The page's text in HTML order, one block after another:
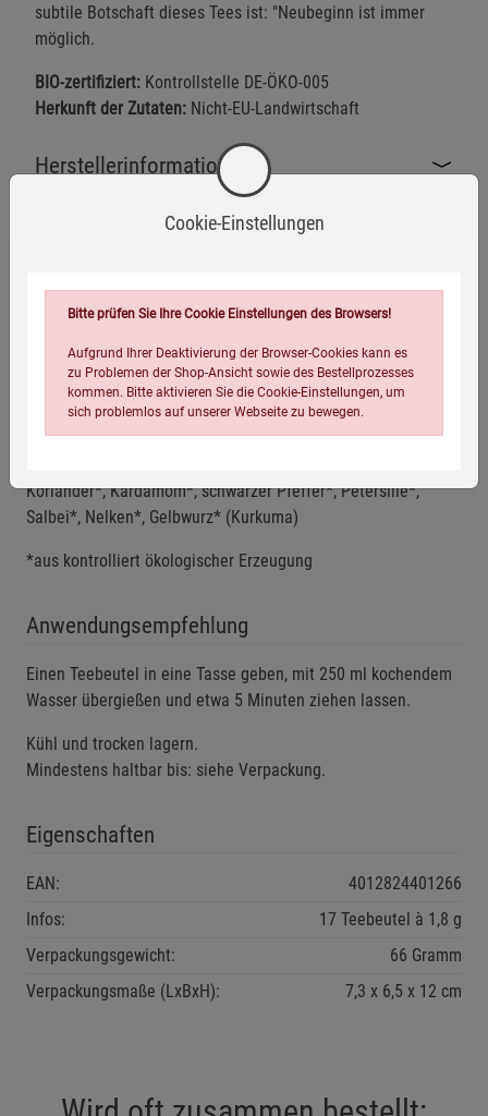
subtile Botschaft dieses Tees ist: "Neubeginn ist immer
möglich.
BIO-zertifiziert: Kontrollstelle DE-ÖKO-005
Herkunft der Zutaten: Nicht-EU-Landwirtschaft
Herstellerinformationen
Bio-zertifiziert Vegan
Zutaten
Süßholz* (26%), Zimt* (17%), Klettenwurzel*, Ingwer*(10%),
Koriander*, Kardamom*, schwarzer Pfeffer*, Petersilie*,
Salbei*, Nelken*, Gelbwurz* (Kurkuma)
*aus kontrolliert ökologischer Erzeugung
Anwendungsempfehlung
Einen Teebeutel in eine Tasse geben, mit 250 ml kochendem
Wasser übergießen und etwa 5 Minuten ziehen lassen.
Kühl und trocken lagern.
Mindestens haltbar bis: siehe Verpackung.
Eigenschaften
EAN:
4012824401266
Infos:
17 Teebeutel à 1,8 g
Verpackungsgewicht:
66 Gramm
Verpackungsmaße (LxBxH):
7,3 6,5 12 cm
Cookie-Einstellungen
Bitte prüfen Sie Ihre Cookie Einstellungen des Browsers!
Aufgrund Ihrer Deaktivierung der Browser-Cookies kann es
zu Problemen der Shop-Ansicht sowie des Bestellprozesses
kommen. Bitte aktivieren Sie die Cookie-Einstellungen, um
sich problemlos auf unserer Webseite zu bewegen.
Zurück Einstellungen speichern für die Gruppe
Einwilligung nicht erteilen
Notwendige Cookies (5)
Beschreibung Notwendige Cookies
Funktionale Cookies (1)
Statistik Cookies (2) Statistik Cookies